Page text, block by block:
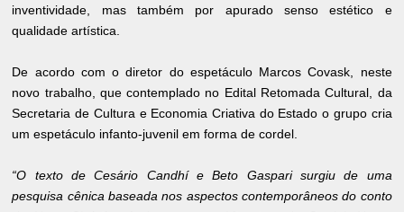
inventividade, mas também por apurado senso estético e
qualidade artística.
De acordo com o diretor do espetáculo Marcos Covask, neste
novo trabalho, que contemplado no Edital Retomada Cultural, da
Secretaria de Cultura e Economia Criativa do Estado o grupo cria
um espetáculo infanto-juvenil em forma de cordel.
“O texto de Cesário Candhí e Beto Gaspari surgiu de uma
pesquisa cênica baseada nos aspectos contemporâneos do conto